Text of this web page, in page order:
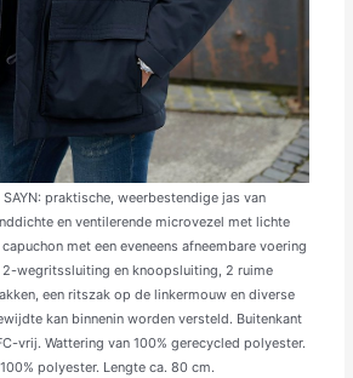
SAYN: praktische, weerbestendige jas van
en ventilerende microvezel met lichte
met een eveneens afneembare voering
wegritssluiting en knoopsluiting, 2 ruime
een ritszak op de linkermouw en diverse
kan binnenin worden versteld. Buitenkant
vrij. Wattering van 100% gerecycled polyester.
polyester. Lengte ca. 80 cm.